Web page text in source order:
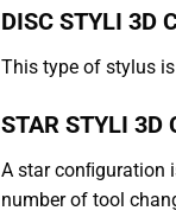
DISC STYLI 3D
This type of stylus
STAR STYLI 3D
A star conﬁguration
number of tool